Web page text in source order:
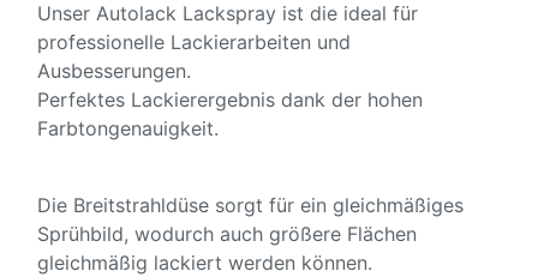
Unser Autolack Lackspray ist die ideal für
professionelle Lackierarbeiten und
Ausbesserungen.
Perfektes Lackierergebnis dank der hohen
Farbtongenauigkeit.
Die Breitstrahldüse sorgt für ein gleichmäßiges
Sprühbild, wodurch auch größere Flächen
gleichmäßig lackiert werden können.